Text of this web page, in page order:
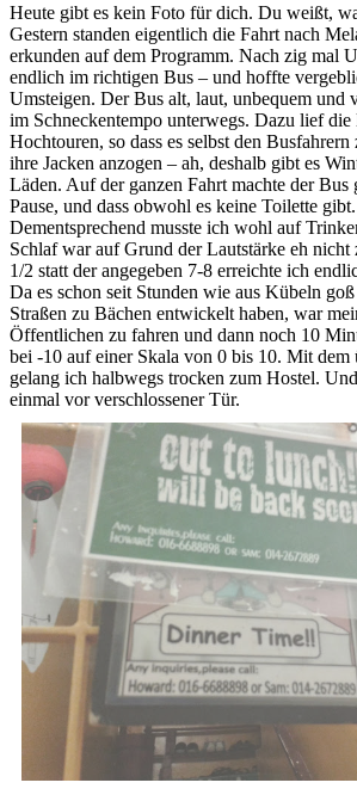
Heute gibt es kein Foto für dich. Du weißt,
Gestern standen eigentlich die Fahrt nach
erkunden auf dem Programm. Nach zig mal
endlich im richtigen Bus – und hoffte
Umsteigen. Der Bus alt, laut, unbequem und
im Schneckentempo unterwegs. Dazu lief
Hochtouren, so dass es selbst den
ihre Jacken anzogen – ah, deshalb gibt es
Läden. Auf der ganzen Fahrt machte der
Pause, und dass obwohl es keine Toilette gibt.
Dementsprechend musste ich wohl auf
Schlaf war auf Grund der Lautstärke eh nicht
1/2 statt der angegeben 7-8 erreichte ich
Da es schon seit Stunden wie aus Kübeln
Straßen zu Bächen entwickelt haben, war
Öffentlichen zu fahren und dann noch 10
bei -10 auf einer Skala von 0 bis 10. Mit dem
gelang ich halbwegs trocken zum Hostel.
einmal vor verschlossener Tür.